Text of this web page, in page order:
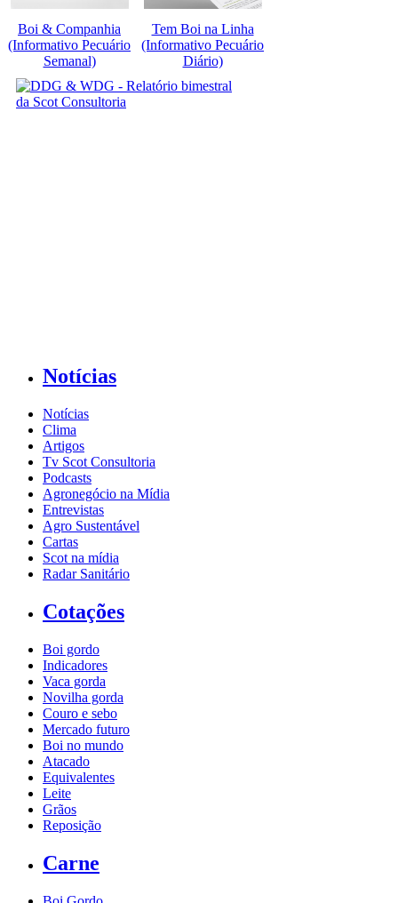
Boi & Companhia
(Informativo Pecuário
Semanal)
Tem Boi na Linha
(Informativo Pecuário
Diário)
Notícias
Notícias
Clima
Artigos
Tv Scot Consultoria
Podcasts
Agronegócio na Mídia
Entrevistas
Agro Sustentável
Cartas
Scot na mídia
Radar Sanitário
Cotações
Boi gordo
Indicadores
Vaca gorda
Novilha gorda
Couro e sebo
Mercado futuro
Boi no mundo
Atacado
Equivalentes
Leite
Grãos
Reposição
Carne